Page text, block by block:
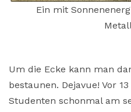
Ein mit
Um die Ecke kann man
bestaunen. Dejavue! Vor
Studenten schonmal am